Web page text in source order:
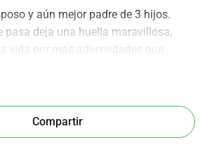
y aún mejor padre de 3 hijos.
pasa deja una huella maravillosa,
vida por más adversidades que
logró pedir ayuda y ser asistido
su emergencia de inmediato. Tuvo
Compartir